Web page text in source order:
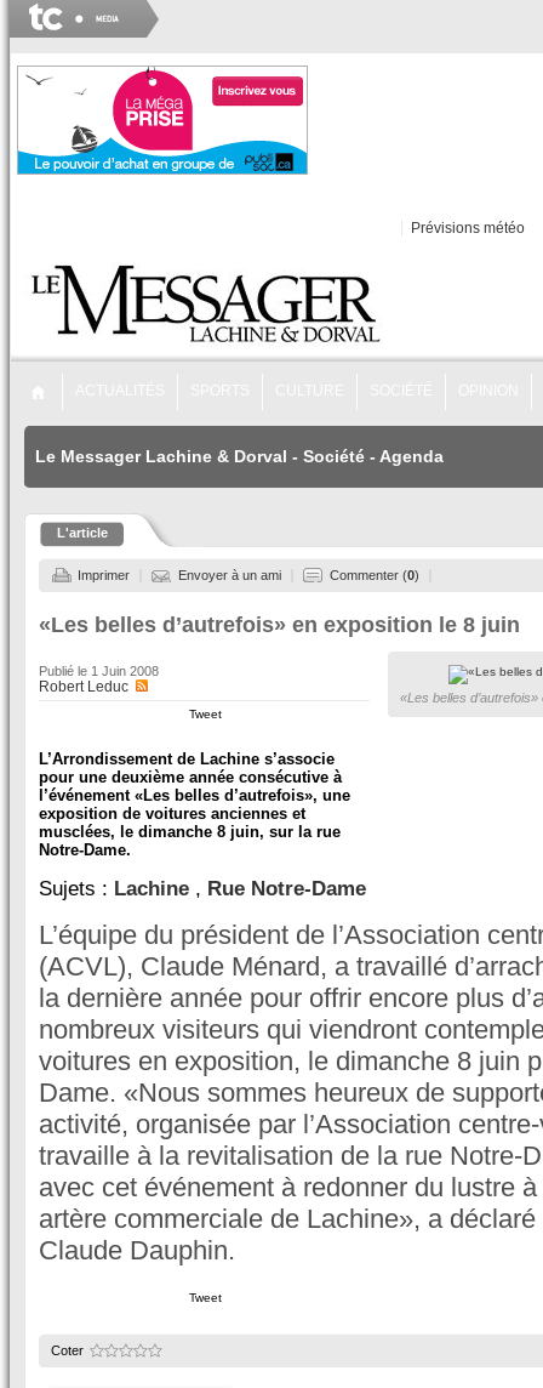
Prévisions météo
Le Messager Lachine & Dorval - Société - Agenda
L'article
Imprimer Envoyer à un ami Commenter (0)
«Les belles d’autrefois» en exposition le 8 juin
«Les belles
Publié le 1 Juin 2008
Robert Leduc
Tweet
L’Arrondissement de Lachine s’associe
pour une deuxième année consécutive à
l’événement «Les belles d’autrefois», une
exposition de voitures anciennes et
musclées, le dimanche 8 juin, sur la rue
Notre-Dame.
Sujets : Lachine , Rue Notre-Dame
L’équipe du président de l’Association
(ACVL), Claude Ménard, a travaillé
la dernière année pour offrir encore plus
nombreux visiteurs qui viendront
voitures en exposition, le dimanche 8 juin
Dame. «Nous sommes heureux de
activité, organisée par l’Association
travaille à la revitalisation de la rue Notre-
avec cet événement à redonner du lustre
artère commerciale de Lachine», a
Claude Dauphin.
Tweet
Coter